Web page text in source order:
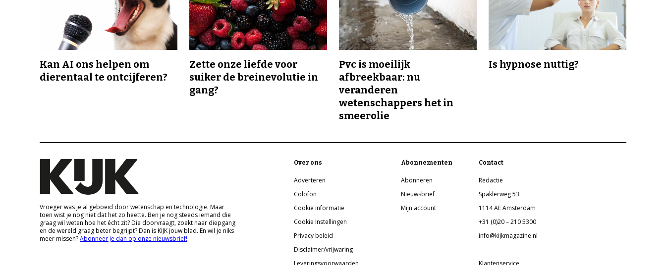
Kan AI ons helpen om
dierentaal te ontcijferen?
Zette onze liefde voor
suiker de breinevolutie in
gang?
Pvc is moeilijk
afbreekbaar: nu
veranderen
wetenschappers het in
smeerolie
Is hypnose nuttig?
Vroeger was je al geboeid door wetenschap en technologie. Maar
toen wist je nog niet dat het zo heette. Ben je nog steeds iemand die
graag wil weten hoe het écht zit? Die doorvraagt, zoekt naar diepgang
en de wereld graag beter begrijpt? Dan is KIJK jouw blad. En wil je niks
meer missen?Abonneer je dan op onze nieuwsbrief!
Over ons
Adverteren
Colofon
Cookie informatie
Cookie Instellingen
Privacy beleid
Disclaimer/vrijwaring
Leveringsvoorwaarden
Abonnementen
Abonneren
Nieuwsbrief
Mijn account
Contact
Redactie
Spaklerweg 53
1114 AE Amsterdam
+31 (0)20 – 210 5300
info@kijkmagazine.nl
Klantenservice